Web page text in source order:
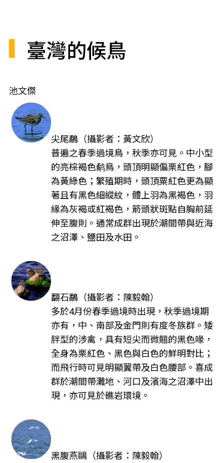
臺灣的候鳥
池文傑
尖尾鷸（攝影者：黃文欣）
普遍之春季過境鳥，秋季亦可見。中小型
的亮棕褐色鹬鳥，頭頂明顯偏栗紅色，腳
為黃綠色；繁殖期時，頭頂粟紅色更為顯
著且有黑色細縱紋，體上羽為黑褐色，羽
緣為灰褐或紅褐色，箭頭狀斑點自胸前延
伸至腹則。通常成群出現於潮間帶與近海
之沼澤、鹽田及水田。
翻石鷸（攝影者：陳毅翰）
多於4月份春季過境時出現，秋季過境期
亦有，中、南部及金門則有度冬族群。矮
胖型的涉禽，具有短尖而微翹的黑色喙，
全身為栗紅色、黑色與白色的鮮明對比；
而飛行時可見明顯翼帶及白色腰部。喜成
群於潮間帶灘地、河口及濱海之沼澤中出
現，亦可見於礁岩環境。
黑腹燕鷗（攝影者：陳毅翰）